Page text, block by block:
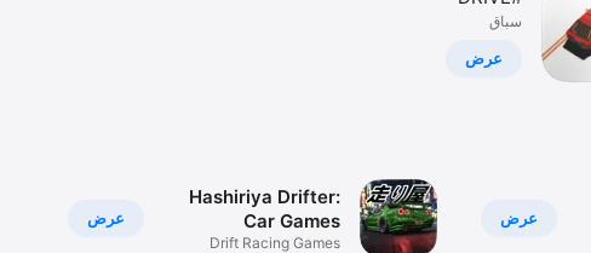
سباق
عرض
عرض عرض
Hashiriya Drifter:
Car Games
Drift Racing Games